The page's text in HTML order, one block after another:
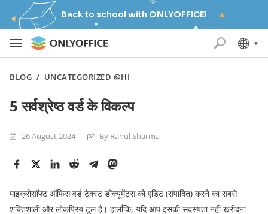
Back to school with ONLYOFFICE!
BLOG / UNCATEGORIZED @HI
5 सर्वश्रेष्ठ वर्ड के विकल्प
26 August 2024 By Rahul Sharma
माइक्रोसॉफ्ट ऑफिस वर्ड टेक्स्ट डॉक्यूमेंट्स को एडिट (संपादित) करने का सबसे
शक्तिशाली और लोकप्रिय टूल है। हालाँकि, यदि आप इसकी सदस्यता नहीं खरीदना